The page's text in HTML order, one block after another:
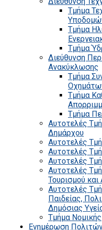
Τμήμα
Τμήμα
Τμήμα
Διεύθυνση
Ανακύκλωσης
Τμήμα
Τμήμα
Τμήμα
Αυτοτελές
Δημάρχου
Αυτοτελές
Αυτοτελές
Αυτοτελές
Αυτοτελές
Τουρισμού
Αυτοτελές
Παιδείας,
Δημόσιας
Τμήμα
Ενημέρωση